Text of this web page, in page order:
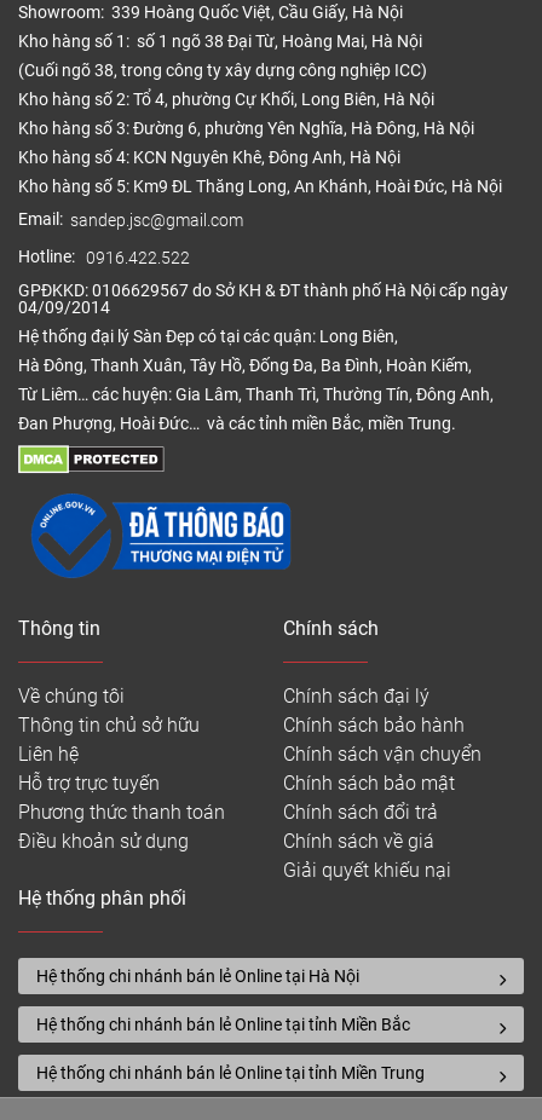
Showroom: 339 Hoàng Quốc Việt, Cầu Giấy, Hà Nội
Kho hàng số 1: số 1 ngõ 38 Đại Từ, Hoàng Mai, Hà Nội
(Cuối ngõ 38, trong công ty xây dựng công nghiệp ICC)
Kho hàng số 2: Tổ 4, phường Cự Khối, Long Biên, Hà Nội
Kho hàng số 3: Đường 6, phường Yên Nghĩa, Hà Đông, Hà Nội
Kho hàng số 4: KCN Nguyên Khê, Đông Anh, Hà Nội
Kho hàng số 5: Km9 ĐL Thăng Long, An Khánh, Hoài Đức, Hà Nội
Email: sandep.jsc@gmail.com
Hotline: 0916.422.522
GPĐKKD: 0106629567 do Sở KH & ĐT thành phố Hà Nội cấp ngày
04/09/2014
Hệ thống đại lý Sàn Đẹp có tại các quận: Long Biên,
Hà Đông, Thanh Xuân, Tây Hồ, Đống Đa, Ba Đình, Hoàn Kiếm,
Từ Liêm… các huyện: Gia Lâm, Thanh Trì, Thường Tín, Đông Anh,
Đan Phượng, Hoài Đức… và các tỉnh miền Bắc, miền Trung.
Thông tin
Về chúng tôi
Thông tin chủ sở hữu
Liên hệ
Hỗ trợ trực tuyến
Phương thức thanh toán
Điều khoản sử dụng
Chính sách
Chính sách đại lý
Chính sách bảo hành
Chính sách vận chuyển
Chính sách bảo mật
Chính sách đổi trả
Chính sách về giá
Giải quyết khiếu nại
Hệ thống phân phối
Hệ thống chi nhánh bán lẻ Online tại Hà Nội
Hệ thống chi nhánh bán lẻ Online tại tỉnh Miền Bắc
Hệ thống chi nhánh bán lẻ Online tại tỉnh Miền Trung